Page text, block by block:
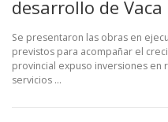
desarrollo de
Se presentaron las obras en
previstos para acompañar el
provincial expuso inversiones en
servicios …